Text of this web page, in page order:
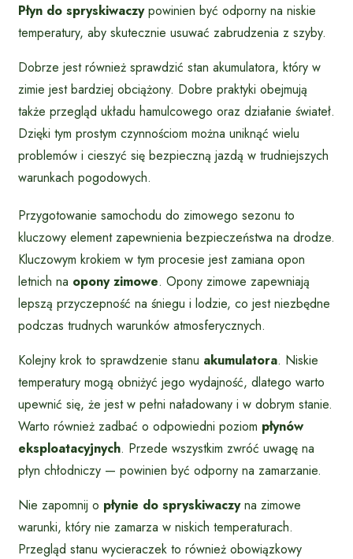
Płyn do spryskiwaczypowinien być odporny na niskie
temperatury, aby skutecznie usuwać zabrudzenia z szyby.
Dobrze jest również sprawdzić stan akumulatora, który w
zimie jest bardziej obciążony. Dobre praktyki obejmują
także przegląd układu hamulcowego oraz działanie świateł.
Dzięki tym prostym czynnościom można uniknąć wielu
problemów i cieszyć się bezpieczną jazdą w trudniejszych
warunkach pogodowych.
Przygotowanie samochodu do zimowego sezonu to
kluczowy element zapewnienia bezpieczeństwa na drodze.
Kluczowym krokiem w tym procesie jest zamiana opon
letnich na opony zimowe. Opony zimowe zapewniają
lepszą przyczepność na śniegu i lodzie, co jest niezbędne
podczas trudnych warunków atmosferycznych.
Kolejny krok to sprawdzenie stanu akumulatora. Niskie
temperatury mogą obniżyć jego wydajność, dlatego warto
upewnić się, że jest w pełni naładowany i w dobrym stanie.
Warto również zadbać o odpowiedni poziom płynów
eksploatacyjnych. Przede wszystkim zwróć uwagę na
płyn chłodniczy — powinien być odporny na zamarzanie.
Nie zapomnij o płynie do spryskiwaczyna zimowe
warunki, który nie zamarza w niskich temperaturach.
Przegląd stanu wycieraczek to również obowiązkowy